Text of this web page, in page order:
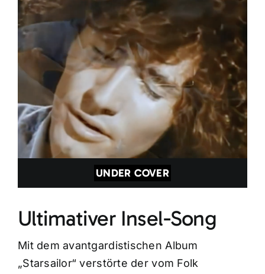
UNDER COVER
Ultimativer Insel-Song
Mit dem avantgardistischen Album
„Starsailor“ verstörte der vom Folk